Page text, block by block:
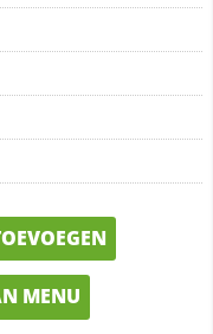
MENU